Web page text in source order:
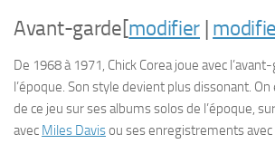
Avant-garde[modifier
De 1968 à 1971, Chick Corea joue avec
l’époque. Son style devient plus dissonant.
de ce jeu sur ses albums solos de l’époque,
avec Miles Davisou ses enregistrements avec